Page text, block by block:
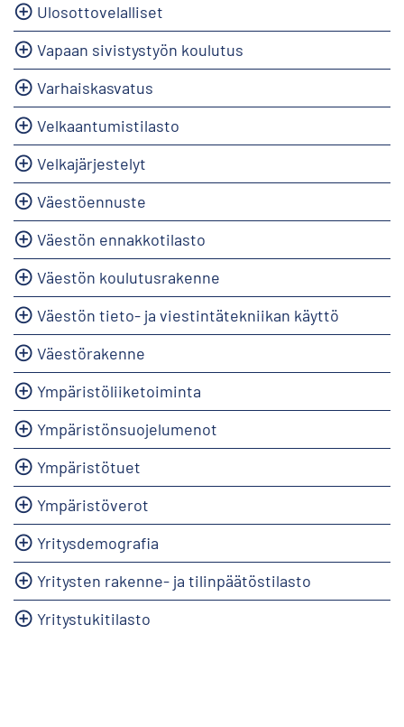
Ulosottovelalliset
Vapaan sivistystyön koulutus
Varhaiskasvatus
Velkaantumistilasto
Velkajärjestelyt
Väestöennuste
Väestön ennakkotilasto
Väestön koulutusrakenne
Väestön tieto- ja viestintätekniikan käyttö
Väestörakenne
Ympäristöliiketoiminta
Ympäristönsuojelumenot
Ympäristötuet
Ympäristöverot
Yritysdemografia
Yritysten rakenne- ja tilinpäätöstilasto
Yritystukitilasto